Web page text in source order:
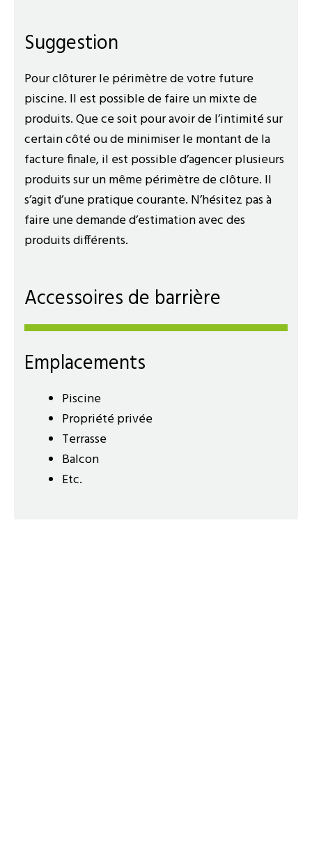
Suggestion
Pour clôturer le périmètre de votre future
piscine. Il est possible de faire un mixte de
produits. Que ce soit pour avoir de l’intimité sur
certain côté ou de minimiser le montant de la
facture finale, il est possible d’agencer plusieurs
produits sur un même périmètre de clôture. Il
s’agit d’une pratique courante. N’hésitez pas à
faire une demande d’estimation avec des
produits différents.
Accessoires de barrière
Emplacements
Piscine
Propriété privée
Terrasse
Balcon
Etc.